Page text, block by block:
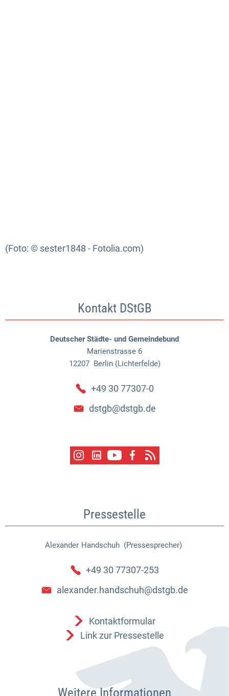
(Foto: © sester1848 - Fotolia.com)
Kontakt DStGB
Deutscher Städte- und Gemeindebund
Marienstrasse 6
12207 Berlin (Lichterfelde)
+49 30 77307-0
dstgb@dstgb.de
Pressestelle
Alexander Handschuh (Pressesprecher)
Alexander Handschuh
+49 30 77307-253
alexander.handschuh@dstgb.de
Kontaktformular
Link zur Pressestelle
Weitere Informationen